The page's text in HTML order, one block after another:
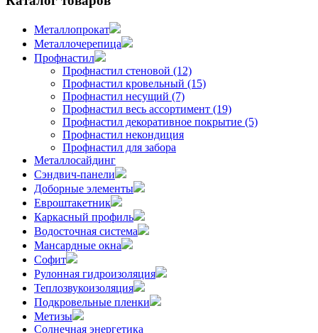
Металлопрокат
Металлочерепица
Профнастил
Профнастил стеновой (12)
Профнастил кровельный (15)
Профнастил несущий (7)
Профнастил весь ассортимент (19)
Профнастил декоративное покрытие (5)
Профнастил некондиция
Профнастил для забора
Металлосайдинг
Сэндвич-панели
Доборные элементы
Евроштакетник
Каркасный профиль
Водосточная система
Мансардные окна
Софит
Рулонная гидроизоляция
Теплозвукоизоляция
Подкровельные пленки
Метизы
Солнечная энергетика